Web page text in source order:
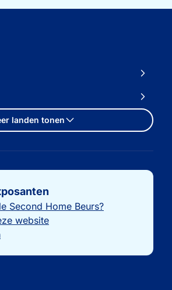
landen tonen
Second Home Beurs?
website